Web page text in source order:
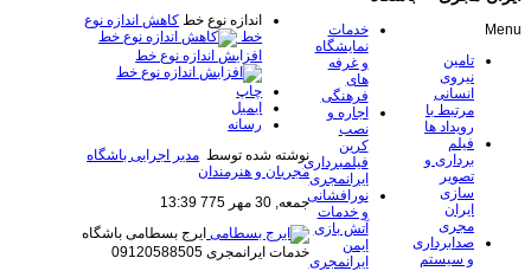
اندازه نوع خط کاهش اندازه نوع
خط
افزایش اندازه نوع خط
چاپ
ایمیل
رسانه
نوشته شده توسط مدیر اجرایی باشگاه
مجریان و هنرمندان
جمعه, 30 مهر 775 13:39
ایرج بسطامی باشگاه
خدمات ایرانمجری 09120588505
خدمات
نمایشگاه
و غرفه
های
فرهنگی
اجاره و
نصب
کرین
فیلمبرداری
ایرانمجری
نورافشانی
و خدمات
آتش بازی
ایمن
ایرانمجری
Menu
تامین
نیروی
انسانی
مرتبط با
رویداد ها
فیلم
برداری و
تصویر
سازی
ایران
مجری
صدابرداری
و سیستم